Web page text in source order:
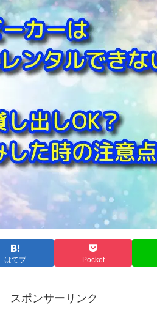
はてブ Pocket
スポンサーリンク